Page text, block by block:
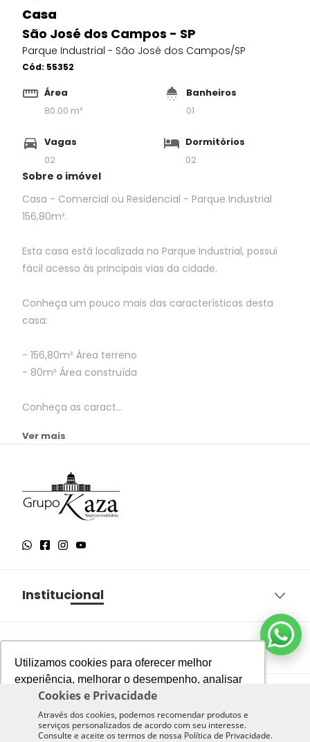
Utilizamos cookies para oferecer melhor
experiência, melhorar o desempenho, analisar
como você interage em nosso site e
personalizar conteúdo.
Casa
São José dos Campos - SP
Parque Industrial - São José dos Campos/SP
Cód: 55352
Área
80.00 m²
Banheiros
01
Vagas
02
Dormitórios
02
Sobre o imóvel
Casa - Comercial ou Residencial - Parque Industrial
156,80m².
Esta casa está localizada no Parque Industrial, possui
fácil acesso às principais vias da cidade.
Conheça um pouco mais das características desta
casa:
- 156,80m² Área terreno
- 80m² Área construída
Conheça as caract...
Ver mais
Institucional
Política de Privacidade
Termos e Condições de Uso
Política de Cookies
Trabalhe Conosco
Aqui você encontra
Imóveis à venda em São Paulo
Imóveis à venda em Jacareí
Nossas Unidades
Cookies e Privacidade
Através dos cookies, podemos recomendar produtos e
serviços personalizados de acordo com seu interesse.
Consulte e aceite os termos de nossa Política de Privacidade.